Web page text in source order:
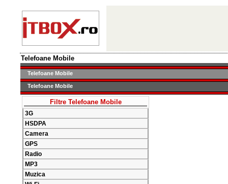
Telefoane Mobile
Telefoane Mobile
Telefoane Mobile
Filtre Telefoane Mobile
3G
HSDPA
Camera
GPS
Radio
MP3
Muzica